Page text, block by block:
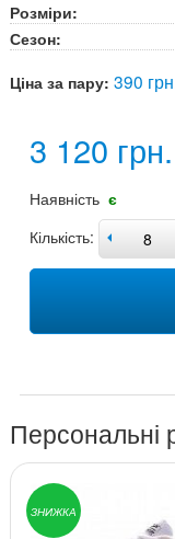
Розміри:
Сезон:
Ціна за пару: 390
3 120 грн.
Наявність є
Кількість:
Персональні
ЗНИЖКА